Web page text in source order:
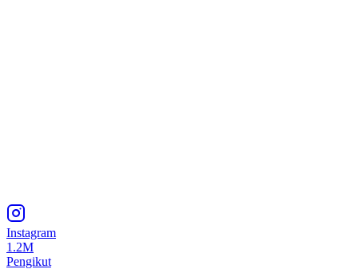
Instagram
1.2M
Pengikut